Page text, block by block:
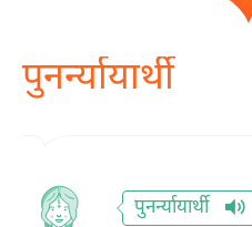
पुनर्न्यायार्थी
पुनर्न्यायार्थी